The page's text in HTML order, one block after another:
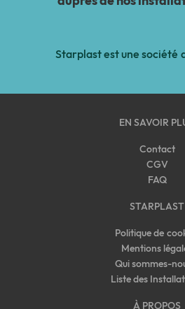
Starplast est une société
EN SAVOIR
Contact
CGV
FAQ
STARPLAST
Politique de
Mentions
Qui sommes-
Liste des
À PROPOS